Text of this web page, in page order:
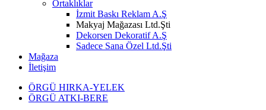
Ortaklıklar
İzmit Baskı Reklam A.Ş
Makyaj Mağazası Ltd.Şti
Dekorsen Dekoratif A.Ş
Sadece Sana Özel Ltd.Şti
Mağaza
İletişim
ÖRGÜ HIRKA-YELEK
ÖRGÜ ATKI-BERE